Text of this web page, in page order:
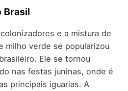
Brasil
e a mistura de
milho verde se popularizou
Ele se tornou
nas festas juninas, onde é
principais iguarias. A